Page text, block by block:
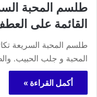
طلسم المحبة
القائمة على
طلسم المحبة السريعة
المحبة و جلب الحبيب.
أكمل القراءة »